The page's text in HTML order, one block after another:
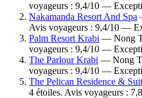
voyageurs : 9,4/10 —
Nakamanda Resort And Spa
Avis voyageurs : 9,4/10 —
Palm Resort Krabi — Nong
voyageurs : 9,4/10 —
The Parlour Krabi — Nong
voyageurs : 9,4/10 —
The Pelican Residence &
4 étoiles. Avis voyageurs :